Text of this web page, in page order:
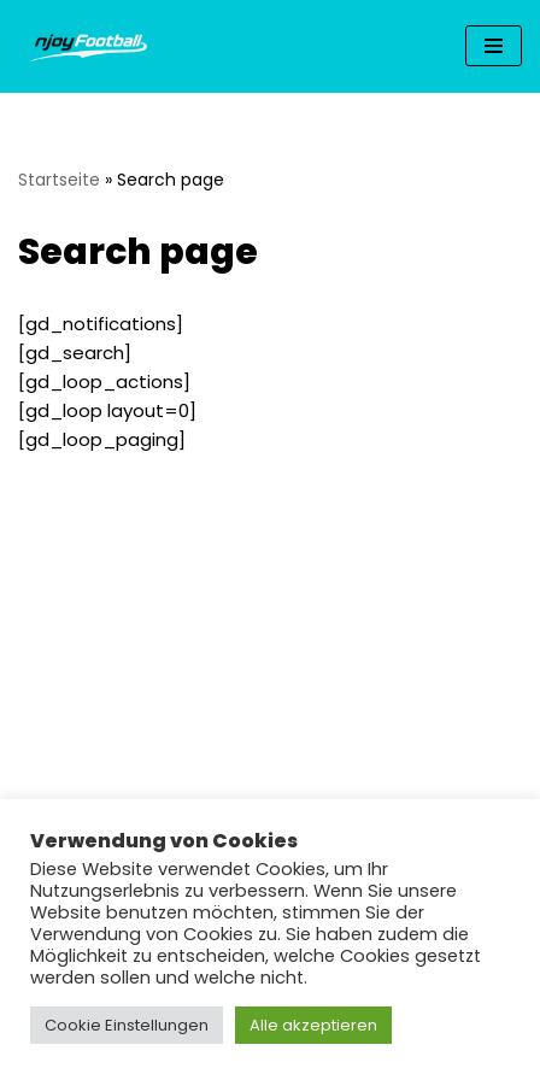
Zum
Inhalt
Startseite » Search page
Search page
[gd_notifications]
[gd_search]
[gd_loop_actions]
[gd_loop layout=0]
[gd_loop_paging]
Copyright © 2022 by njoyFootball.de #lovefootball
Verwendung von Cookies
Diese Website verwendet Cookies, um Ihr
Nutzungserlebnis zu verbessern. Wenn Sie unsere
Website benutzen möchten, stimmen Sie der
Verwendung von Cookies zu. Sie haben zudem die
Möglichkeit zu entscheiden, welche Cookies gesetzt
werden sollen und welche nicht.
Cookie Einstellungen Alle akzeptieren